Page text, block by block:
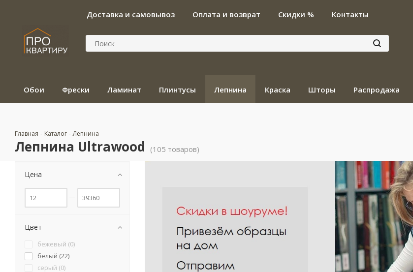
Доставка и самовывоз Оплата и возврат Скидки % Контакты
Обои Фрески Ламинат Плинтусы Лепнина Краска Шторы Распродажа
Главная - Каталог - Лепнина
Лепнина Ultrawood (105 товаров)
Цена
Цвет
бежевый (0)
белый (22)
серый (0)